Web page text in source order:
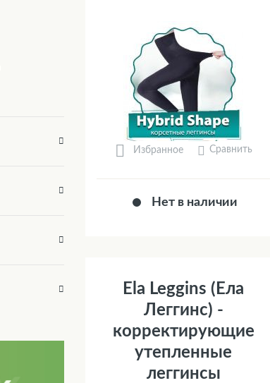
Избранное Сравнить
Нет в наличии
Ela Leggins (Ела
Леггинс) -
корректирующие
утепленные
леггинсы